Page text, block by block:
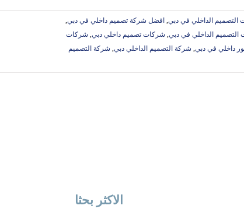
التصميم الداخلي في دبي, افضل شركة تصميم داخلي في دبي,
التصميم الداخلي في دبي, شركات تصميم داخلي دبي, شركات
داخلي في دبي, شركة التصميم الداخلي دبي, شركة التصميم
الاكثر بحثا